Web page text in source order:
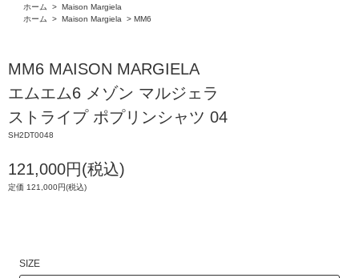
ホーム
> Maison Margiela
ホーム
> Maison Margiela > MM6
MM6 MAISON MARGIELA
エムエム6 メゾン マルジェラ
ストライプ ポプリンシャツ 04
SH2DT0048
121,000円(税込)
定価 121,000円(税込)
SIZE